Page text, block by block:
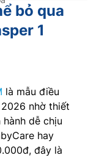
bỏ qua
1
là mẫu điều
nhờ thiết
hành dễ chịu
hay
đây là